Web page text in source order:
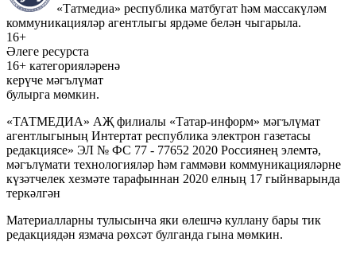
«Татмедиа» республика матбугат һәм массакүләм
коммуникацияләр агентлыгы ярдәме белән чыгарыла.
16+
Әлеге ресурста
16+ категорияләренә
керүче мәгълүмат
булырга мөмкин.
«ТАТМЕДИА» АҖ филиалы «Татар-информ» мәгълүмат
агентлыгының Интертат республика электрон газетасы
редакциясе» ЭЛ № ФС 77 - 77652 2020 Россиянең элемтә,
мәгълүмати технологияләр һәм гаммәви коммуникацияләрне
күзәтчелек хезмәте тарафыннан 2020 елның 17 гыйнварында
теркәлгән
Материалларны тулысынча яки өлешчә куллану бары тик
редакциядән язмача рөхсәт булганда гына мөмкин.